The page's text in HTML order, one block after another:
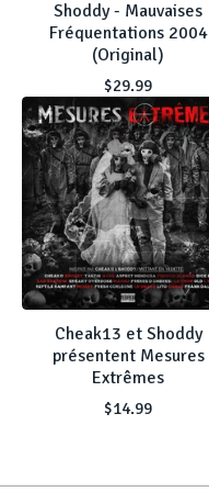
Shoddy - Mauvaises
Fréquentations 2004
(Original)
$29.99
Cheak13 et Shoddy
présentent Mesures
Extrêmes
$14.99